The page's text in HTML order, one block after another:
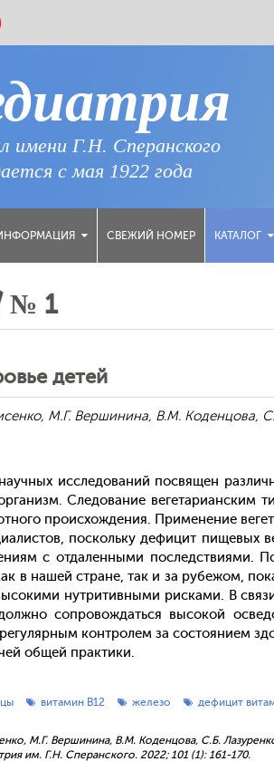
имени Г.Н. Сперанского
с мая 1922 года
СВЕЖИЙ НОМЕР КАТАЛОГ
№ 1
детей
М.Г. Вершинина, В.М. Коденцова,
ис­сле­дова­ний пос­вя­щен
Сле­дова­ние ве­гета­ри­ан­ским
про­ис­хожде­ния. При­мене­ние
пос­коль­ку де­фицит пи­щевых
с от­да­лен­ны­ми пос­ледс­тви­ями.
в на­шей стра­не, так и за ру­бежом,
нут­ри­тив­ны­ми рис­ка­ми. В
соп­ро­вож­дать­ся вы­сокой
кон­тро­лем за сос­то­яни­ем
об­щей прак­ти­ки.
витамин В12 железо дефицит
М.Г. Вершинина, В.М. Коденцова, С.Б.
им. Г.Н. Сперанского. 2022; 101 (1): 161-170.